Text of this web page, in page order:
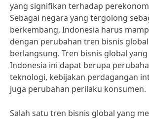
yang signifikan terhadap
Sebagai negara yang tergolong
berkembang, Indonesia harus
dengan perubahan tren bisnis
berlangsung. Tren bisnis global
Indonesia ini dapat berupa
teknologi, kebijakan perdagangan
juga perubahan perilaku konsumen.
Salah satu tren bisnis global yang